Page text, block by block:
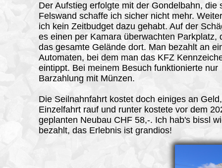
Der Aufstieg erfolgte mit der Gondelbahn, die
Felswand schaffe ich sicher nicht mehr.
ich kein Zeitbudget dazu gehabt. Auf der
es einen per Kamara überwachten Parkplatz,
das gesamte Gelände dort. Man bezahlt an
Automaten, bei dem man das KFZ
eintippt. Bei meinem Besuch funktionierte nur
Barzahlung mit Münzen.
Die Seilnahnfahrt kostet doch einiges an
Einzelfahrt rauf und runter kostete vor dem
geplanten Neubau CHF 58,-. Ich hab's bissl
bezahlt, das Erlebnis ist grandios!